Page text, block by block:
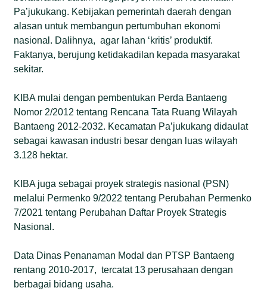
Pa’jukukang. Kebijakan pemerintah daerah dengan
alasan untuk membangun pertumbuhan ekonomi
nasional. Dalihnya, agar lahan ‘kritis’ produktif.
Faktanya, berujung ketidakadilan kepada masyarakat
sekitar.
KIBA mulai dengan pembentukan Perda Bantaeng
Nomor 2/2012 tentang Rencana Tata Ruang Wilayah
Bantaeng 2012-2032. Kecamatan Pa’jukukang didaulat
sebagai kawasan industri besar dengan luas wilayah
3.128 hektar.
KIBA juga sebagai proyek strategis nasional (PSN)
melalui Permenko 9/2022 tentang Perubahan Permenko
7/2021 tentang Perubahan Daftar Proyek Strategis
Nasional.
Data Dinas Penanaman Modal dan PTSP Bantaeng
rentang 2010-2017, tercatat 13 perusahaan dengan
berbagai bidang usaha.